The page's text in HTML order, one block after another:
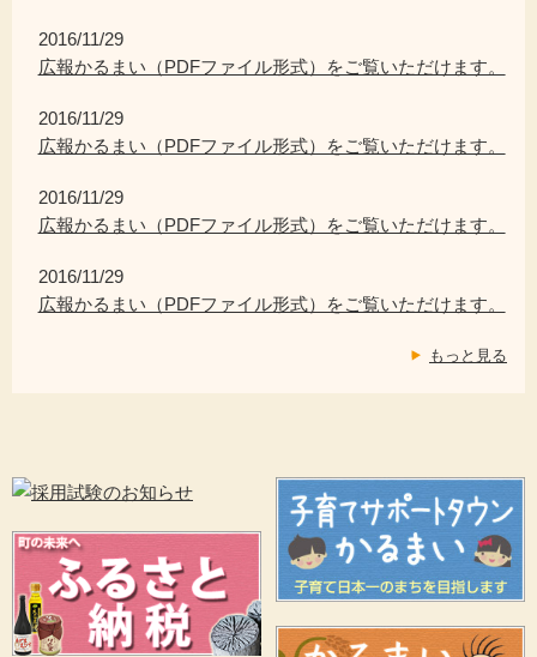
2016/11/29
広報かるまい（PDFファイル形式）をご覧いただけます。
2016/11/29
広報かるまい（PDFファイル形式）をご覧いただけます。
2016/11/29
広報かるまい（PDFファイル形式）をご覧いただけます。
2016/11/29
広報かるまい（PDFファイル形式）をご覧いただけます。
もっと見る